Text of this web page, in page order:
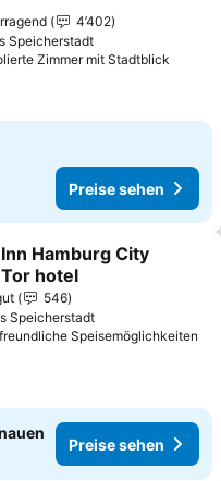
4’402
Speicherstadt
Zimmer mit Stadtblick
Preise sehen
hinzufügen
Hamburg City
hotel
546
Speicherstadt
Speisemöglichkeiten
Preise sehen